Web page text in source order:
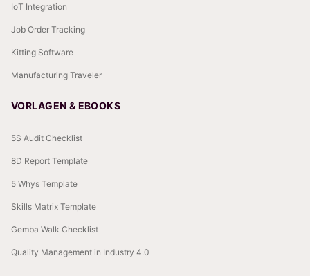
IoT Integration
Job Order Tracking
Kitting Software
Manufacturing Traveler
VORLAGEN & EBOOKS
5S Audit Checklist
8D Report Template
5 Whys Template
Skills Matrix Template
Gemba Walk Checklist
Quality Management in Industry 4.0